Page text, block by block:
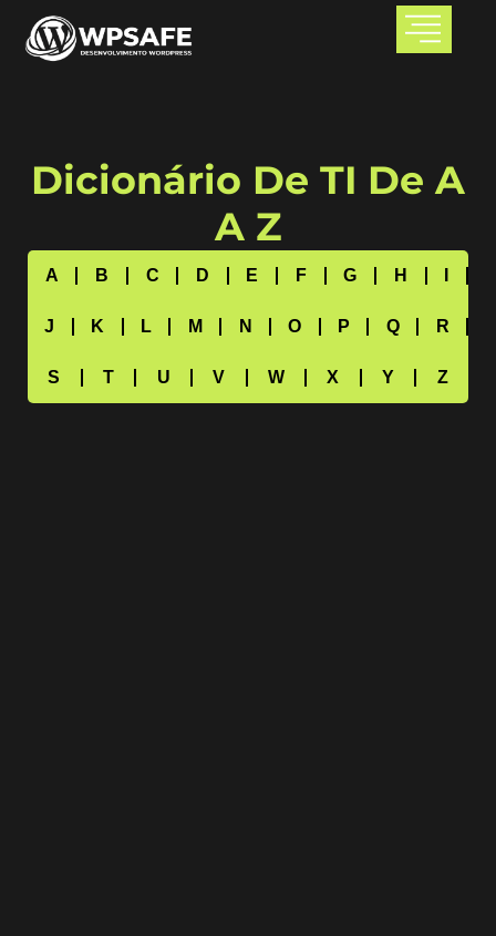
Dicionário De TI De A
A Z
A B C D E F G H
I
J
K L M N O P Q
R
S
T U V W X Y Z